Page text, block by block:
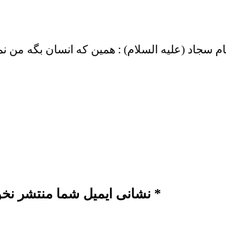
نشانی ایمیل شما منتشر نخواهد شد. بخش‌های موردنیاز علامت‌گذاری شده‌اند *